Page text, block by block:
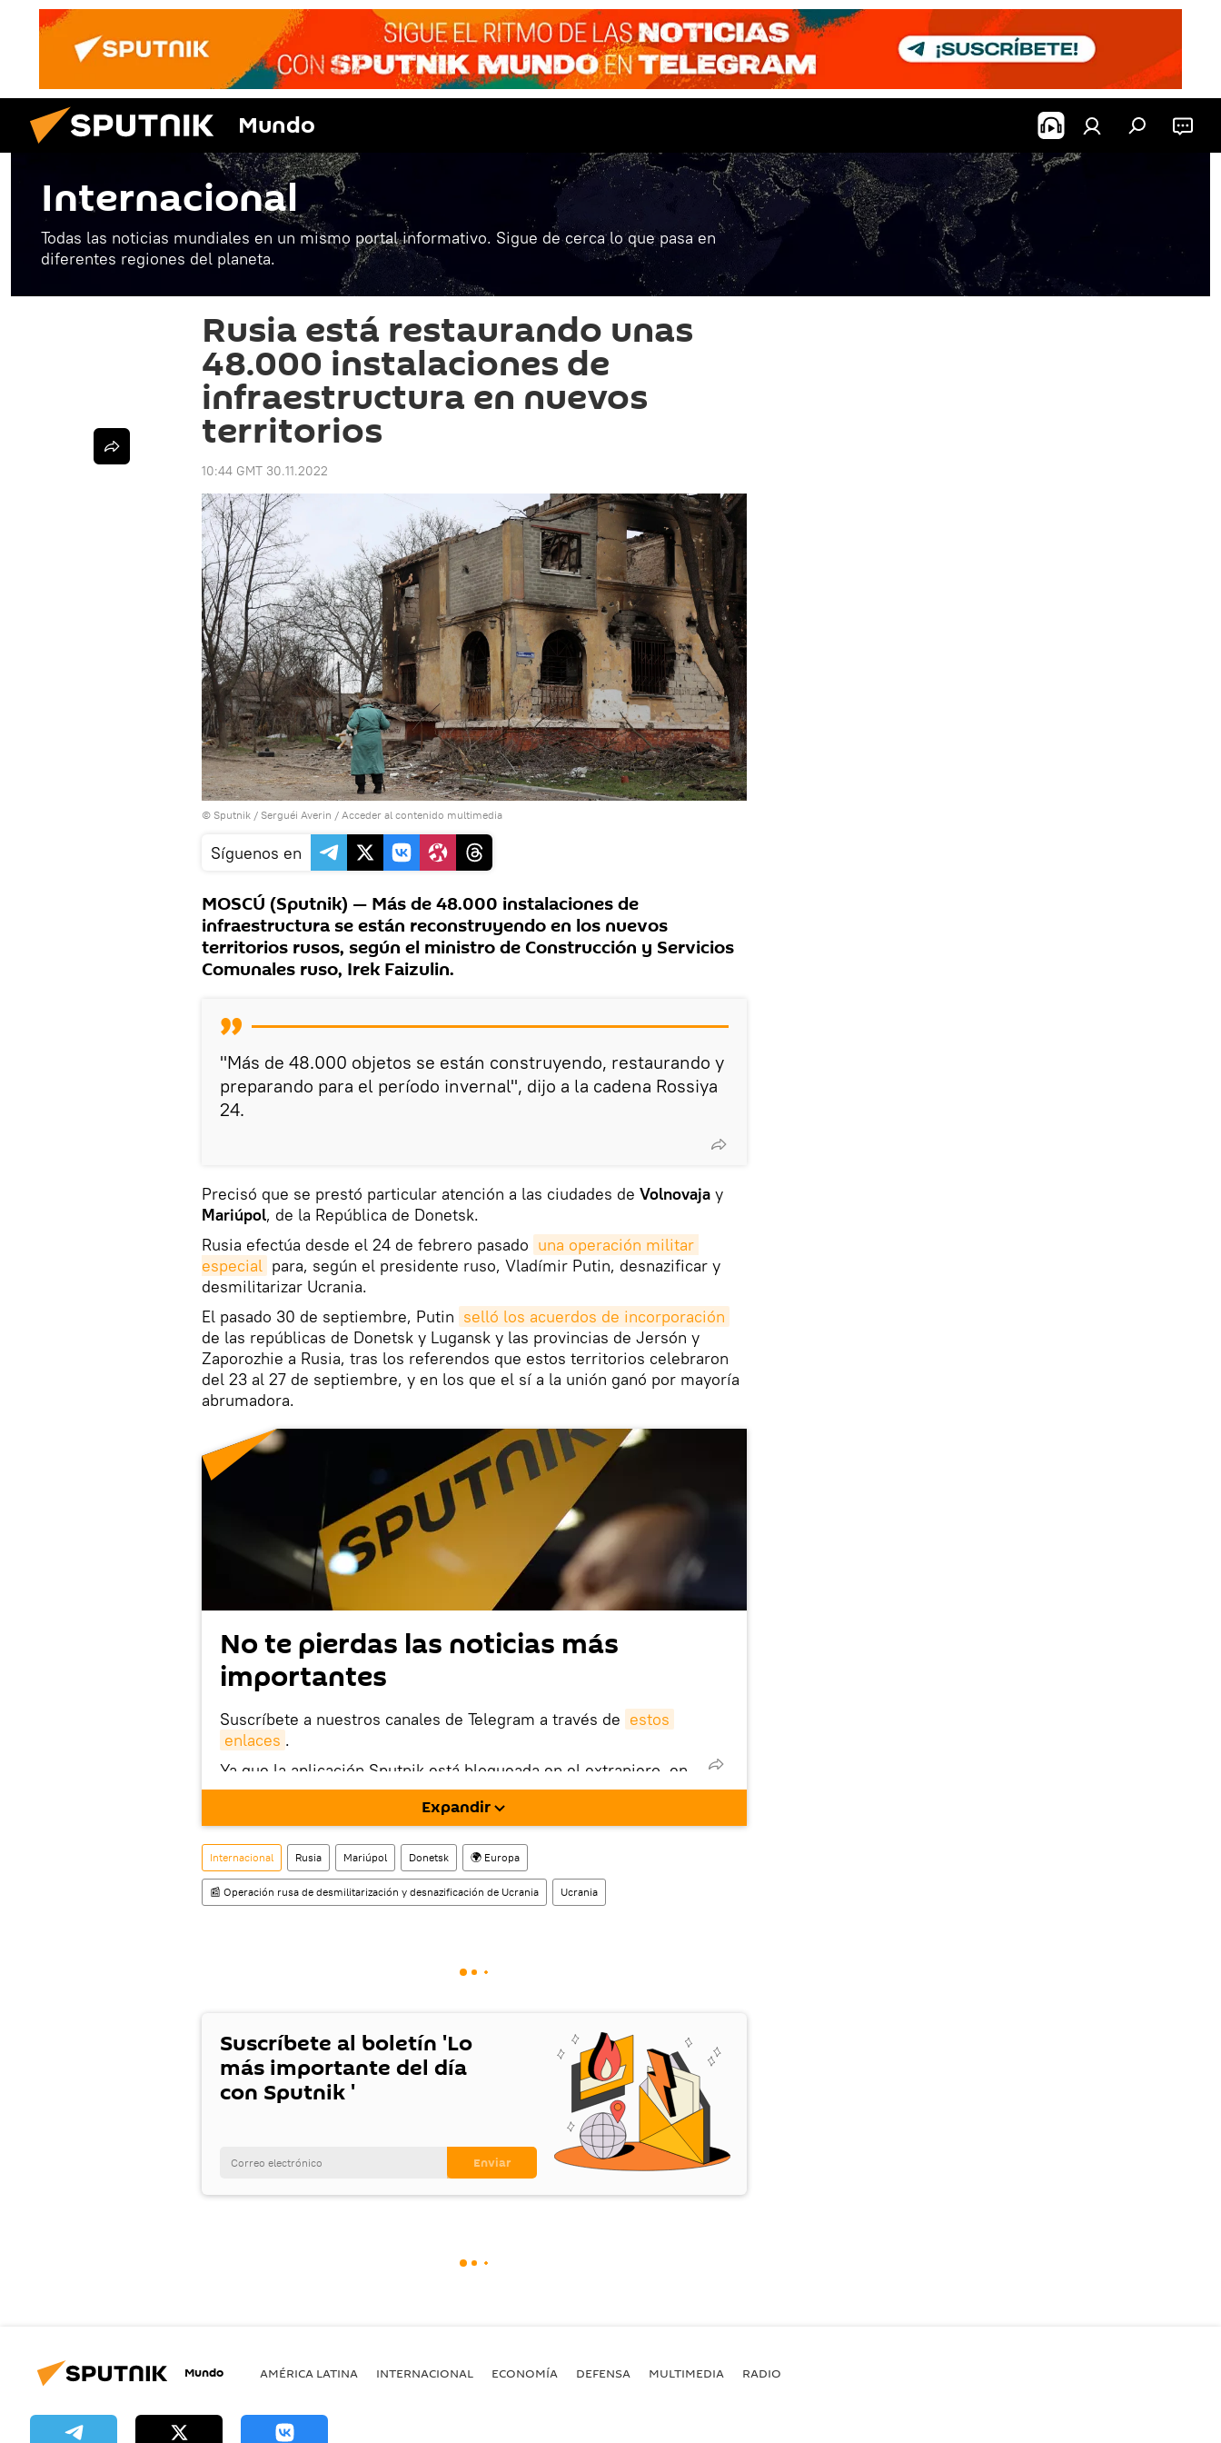
Mundo
Internacional
Todas las noticias mundiales en un mismo portal informativo. Sigue de cerca lo que pasa en
diferentes regiones del planeta.
Rusia está restaurando unas
48.000 instalaciones de
infraestructura en nuevos
territorios
10:44 GMT 30.11.2022
© Sputnik / Serguéi Averin / Acceder al contenido multimedia
Síguenos en
MOSCÚ (Sputnik) — Más de 48.000 instalaciones de
infraestructura se están reconstruyendo en los nuevos
territorios rusos, según el ministro de Construcción y Servicios
Comunales ruso, Irek Faizulin.
"Más de 48.000 objetos se están construyendo, restaurando y
preparando para el período invernal", dijo a la cadena Rossiya
24.
Precisó que se prestó particular atención a las ciudades de Volnovaja y
Mariúpol, de la República de Donetsk.
Rusia efectúa desde el 24 de febrero pasado una operación militar
especial para, según el presidente ruso, Vladímir Putin, desnazificar y
desmilitarizar Ucrania.
El pasado 30 de septiembre, Putin selló los acuerdos de incorporación
de las repúblicas de Donetsk y Lugansk y las provincias de Jersón y
Zaporozhie a Rusia, tras los referendos que estos territorios celebraron
del 23 al 27 de septiembre, y en los que el sí a la unión ganó por mayoría
abrumadora.
No te pierdas las noticias más
importantes
Suscríbete a nuestros canales de Telegram a través de estos
enlaces .
Ya que la aplicación Sputnik está bloqueada en el extranjero, en
este enlace puedes descargarla e instalarla en tu dispositivo
También tenemos una cuenta en la red social rusa VK
Expandir
Internacional Rusia Mariúpol Donetsk 🌍 Europa
📰 Operación rusa de desmilitarización y desnazificación de Ucrania Ucrania
Suscríbete al boletín 'Lo
más importante del día
con Sputnik '
Mundo AMÉRICA LATINA INTERNACIONAL ECONOMÍA DEFENSA MULTIMEDIA RADIO